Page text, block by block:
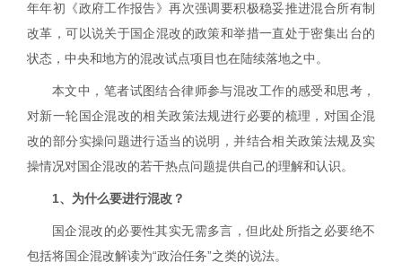
年年初《政府工作报告》再次强调要积极稳妥推进混合所有制
改革，可以说关于国企混改的政策和举措一直处于密集出台的
状态，中央和地方的混改试点项目也在陆续落地之中。
本文中，笔者试图结合律师参与混改工作的感受和思考，
对新一轮国企混改的相关政策法规进行必要的梳理，对国企混
改的部分实操问题进行适当的说明，并结合相关政策法规及实
操情况对国企混改的若干热点问题提供自己的理解和认识。
1、为什么要进行混改？
国企混改的必要性其实无需多言，但此处所指之必要绝不
包括将国企混改解读为“政治任务”之类的说法。